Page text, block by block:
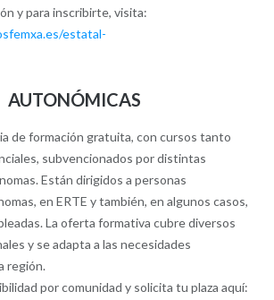
y para inscribirte, visita:
estatal-
AUTONÓMICAS
de formación gratuita, con cursos tanto
subvencionados por distintas
Están dirigidos a personas
en ERTE y también, en algunos casos,
La oferta formativa cubre diversos
y se adapta a las necesidades
región.
por comunidad y solicita tu plaza aquí: